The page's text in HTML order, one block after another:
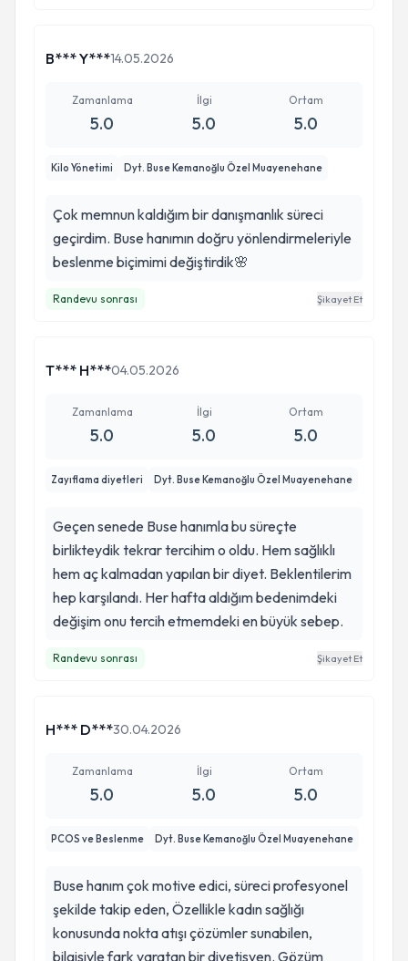
teşekkür ederim, kesinlikle tavsiye ederim.
B*** Y***14.05.2026
Zamanlama
5.0
İlgi
5.0
Ortam
5.0
Kilo Yönetimi Dyt. Buse Kemanoğlu Özel Muayenehane
Çok memnun kaldığım bir danışmanlık süreci
geçirdim. Buse hanımın doğru yönlendirmeleriyle
beslenme biçimimi değiştirdik🌸
Randevu sonrası Şikayet Et
T*** H***04.05.2026
Zamanlama
5.0
İlgi
5.0
Ortam
5.0
Zayıflama diyetleri Dyt. Buse Kemanoğlu Özel Muayenehane
Geçen senede Buse hanımla bu süreçte
birlikteydik tekrar tercihim o oldu. Hem sağlıklı
hem aç kalmadan yapılan bir diyet. Beklentilerim
hep karşılandı. Her hafta aldığım bedenimdeki
değişim onu tercih etmemdeki en büyük sebep.
Randevu sonrası Şikayet Et
H*** D***30.04.2026
Zamanlama
5.0
İlgi
5.0
Ortam
5.0
PCOS ve Beslenme Dyt. Buse Kemanoğlu Özel Muayenehane
Buse hanım çok motive edici, süreci profesyonel
şekilde takip eden, Özellikle kadın sağlığı
konusunda nokta atışı çözümler sunabilen,
bilgisiyle fark yaratan bir diyetisyen. Gözüm